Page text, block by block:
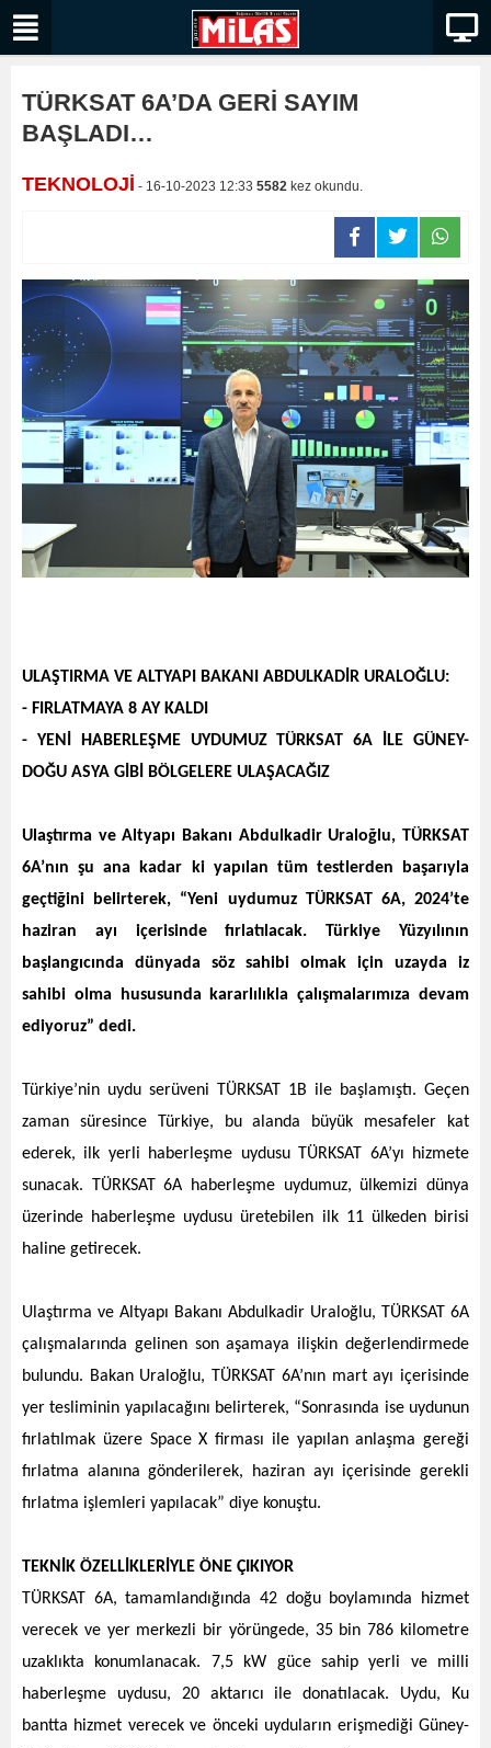
TÜRKSAT 6A’DA GERİ SAYIM
BAŞLADI…
TEKNOLOJİ - 16-10-2023 12:33 5582 kez okundu.
ULAŞTIRMA VE ALTYAPI BAKANI ABDULKADİR URALOĞLU:
- FIRLATMAYA 8 AY KALDI
- YENİ HABERLEŞME UYDUMUZ TÜRKSAT 6A İLE GÜNEY-
DOĞU ASYA GİBİ BÖLGELERE ULAŞACAĞIZ
Ulaştırma ve Altyapı Bakanı Abdulkadir Uraloğlu, TÜRKSAT
6A’nın şu ana kadar ki yapılan tüm testlerden başarıyla
geçtiğini belirterek, “Yeni uydumuz TÜRKSAT 6A, 2024’te
haziran ayı içerisinde fırlatılacak. Türkiye Yüzyılının
başlangıcında dünyada söz sahibi olmak için uzayda iz
sahibi olma hususunda kararlılıkla çalışmalarımıza devam
ediyoruz” dedi.
Türkiye’nin uydu serüveni TÜRKSAT 1B ile başlamıştı. Geçen
zaman süresince Türkiye, bu alanda büyük mesafeler kat
ederek, ilk yerli haberleşme uydusu TÜRKSAT 6A’yı hizmete
sunacak. TÜRKSAT 6A haberleşme uydumuz, ülkemizi dünya
üzerinde haberleşme uydusu üretebilen ilk 11 ülkeden birisi
haline getirecek.
Ulaştırma ve Altyapı Bakanı Abdulkadir Uraloğlu, TÜRKSAT 6A
çalışmalarında gelinen son aşamaya ilişkin değerlendirmede
bulundu. Bakan Uraloğlu, TÜRKSAT 6A’nın mart ayı içerisinde
yer tesliminin yapılacağını belirterek, “Sonrasında ise uydunun
fırlatılmak üzere Space X firması ile yapılan anlaşma gereği
fırlatma alanına gönderilerek, haziran ayı içerisinde gerekli
fırlatma işlemleri yapılacak” diye konuştu.
TEKNİK ÖZELLİKLERİYLE ÖNE ÇIKIYOR
TÜRKSAT 6A, tamamlandığında 42 doğu boylamında hizmet
verecek ve yer merkezli bir yörüngede, 35 bin 786 kilometre
uzaklıkta konumlanacak. 7,5 kW güce sahip yerli ve milli
haberleşme uydusu, 20 aktarıcı ile donatılacak. Uydu, Ku
bantta hizmet verecek ve önceki uyduların erişmediği Güney-